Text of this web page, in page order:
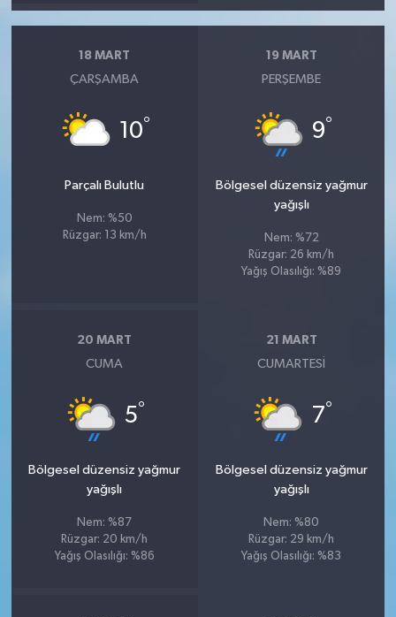
18 MART
ÇARŞAMBA
10°
Parçalı Bulutlu
Nem: %50
Rüzgar: 13 km/h
19 MART
PERŞEMBE
9°
Bölgesel düzensiz yağmur
yağışlı
Nem: %72
Rüzgar: 26 km/h
Yağış Olasılığı: %89
20 MART
CUMA
5°
Bölgesel düzensiz yağmur
yağışlı
Nem: %87
Rüzgar: 20 km/h
Yağış Olasılığı: %86
21 MART
CUMARTESI
7°
Bölgesel düzensiz yağmur
yağışlı
Nem: %80
Rüzgar: 29 km/h
Yağış Olasılığı: %83